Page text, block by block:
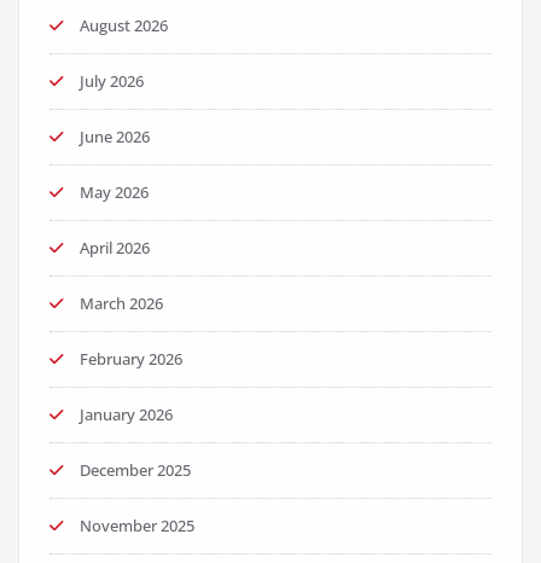
August 2026
July 2026
June 2026
May 2026
April 2026
March 2026
February 2026
January 2026
December 2025
November 2025